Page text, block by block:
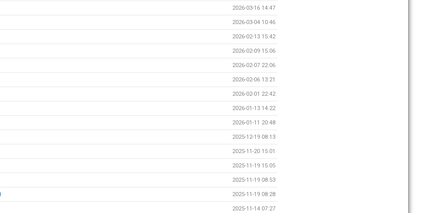
2026-03-16 14:47
2026-03-04 10:46
2026-02-13 15:42
2026-02-09 15:06
2026-02-07 22:06
2026-02-06 13:21
2026-02-01 22:42
2026-01-13 14:22
2026-01-11 20:48
2025-12-19 08:13
2025-11-20 15:01
2025-11-19 15:05
2025-11-19 08:53
2025-11-19 08:28
2025-11-14 07:27